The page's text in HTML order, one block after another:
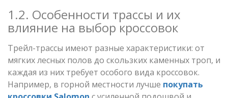
1.2. Особенности трассы и их
влияние на выбор кроссовок
Трейл-трассы имеют разные характеристики: от
мягких лесных полов до скользких каменных троп, и
каждая из них требует особого вида кроссовок.
Например, в горной местности лучше покупать